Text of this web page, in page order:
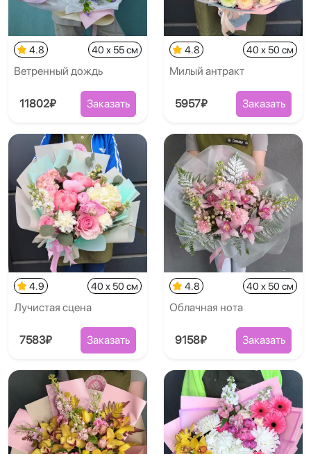
4.8 40 x 55 см
Ветренный дождь
11802₽ Заказать
4.8 40 x 50 см
Милый антракт
5957₽ Заказать
4.9 40 x 50 см
Лучистая сцена
7583₽ Заказать
4.8 40 x 50 см
Облачная нота
9158₽ Заказать